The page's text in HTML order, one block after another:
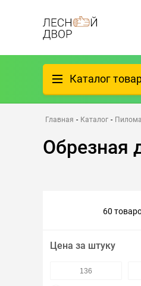
Каталог
Фанера
Пиломатериалы
Всё для бани
Утеплители/
Главная - Каталог -
Обрезная
60
Цена за штуку